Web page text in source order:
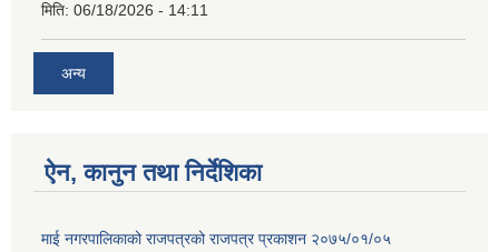
मिति: 06/18/2026 - 14:11
अन्य
ऐन, कानुन तथा निर्देशिका
माई नगरपालिकाको राजपत्रको राजपत्र प्रकाशन २०७५/०१/०५